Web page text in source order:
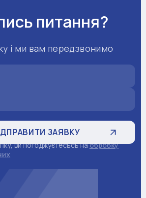
питання?
і ми вам передзвонимо
ви погоджуєтесьсь наобробку